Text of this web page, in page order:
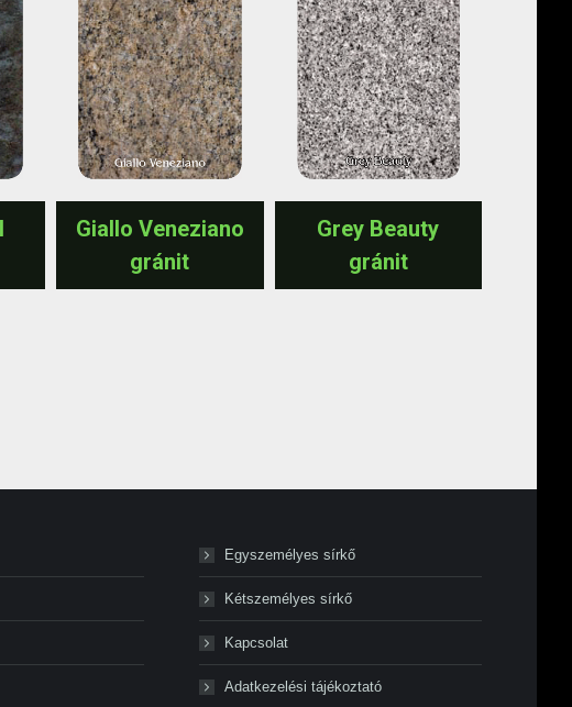
Giallo Veneziano
gránit
Grey Beauty
gránit
Egyszemélyes sírkő
Kétszemélyes sírkő
Kapcsolat
Adatkezelési tájékoztató